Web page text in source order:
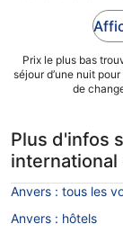
Prix le plus bas
séjour d’une nuit
de
Plus d'infos
international
Anvers : tous les
Anvers : hôtels